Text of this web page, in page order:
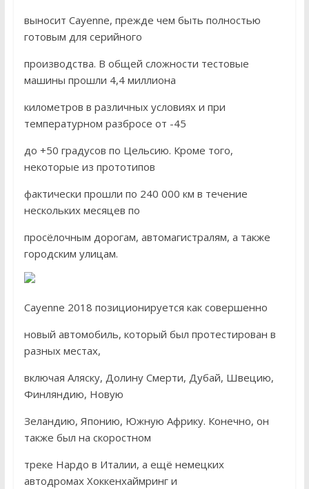
выносит Cayenne, прежде чем быть полностью
готовым для серийного
производства. В общей сложности тестовые
машины прошли 4,4 миллиона
километров в различных условиях и при
температурном разбросе от -45
до +50 градусов по Цельсию. Кроме того,
некоторые из прототипов
фактически прошли по 240 000 км в течение
нескольких месяцев по
просёлочным дорогам, автомагистралям, а также
городским улицам.
Cayenne 2018 позиционируется как совершенно
новый автомобиль, который был протестирован в
разных местах,
включая Аляску, Долину Смерти, Дубай, Швецию,
Финляндию, Новую
Зеландию, Японию, Южную Африку. Конечно, он
также был на скоростном
треке Нардо в Италии, а ещё немецких
автодромах Хоккенхаймринг и